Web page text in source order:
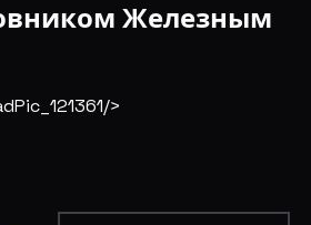
Железным
>